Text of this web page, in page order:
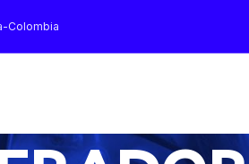
Colombia